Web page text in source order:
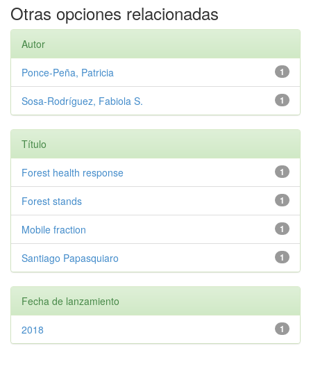
Otras opciones relacionadas
Autor
1
Ponce-Peña, Patricia
1
Sosa-Rodríguez, Fabiola S.
Título
1
Forest health response
1
Forest stands
1
Mobile fraction
1
Santiago Papasquiaro
Fecha de lanzamiento
1
2018